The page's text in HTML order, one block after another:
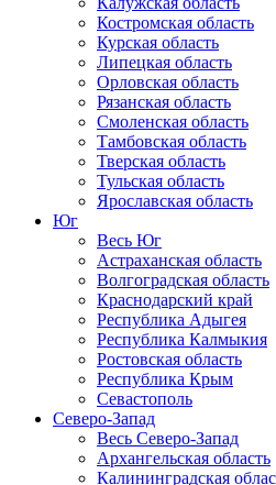
Костромская область
Курская область
Липецкая область
Орловская область
Рязанская область
Смоленская область
Тамбовская область
Тверская область
Тульская область
Ярославская область
Юг
Весь Юг
Астраханская область
Волгоградская область
Краснодарский край
Республика Адыгея
Республика Калмыкия
Ростовская область
Республика Крым
Севастополь
Северо-Запад
Весь Северо-Запад
Архангельская область
Калининградская